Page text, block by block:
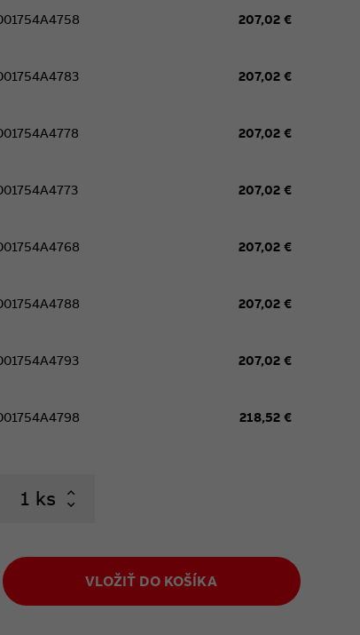
207,02 €
207,02 €
207,02 €
207,02 €
207,02 €
207,02 €
207,02 €
218,52 €
ks
VLOŽIŤ DO KOŠÍKA